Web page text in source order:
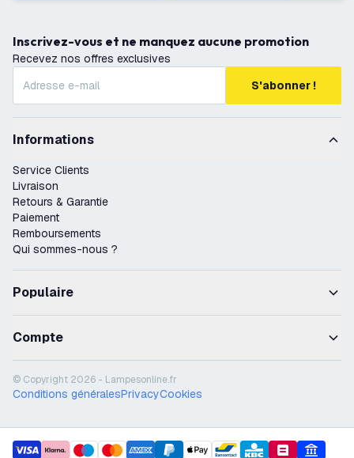
Inscrivez-vous et ne manquez aucune promotion
Recevez nos offres exclusives
S'abonner !
Informations
Service Clients
Livraison
Retours & Garantie
Paiement
Remboursements
Qui sommes-nous ?
Populaire
Compte
© Copyright 2026 - Lampesonline.fr
Conditions généralesPrivacyCookies